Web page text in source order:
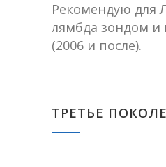
Рекомендую для
лямбда зондом и
(2006 и после).
ТРЕТЬЕ